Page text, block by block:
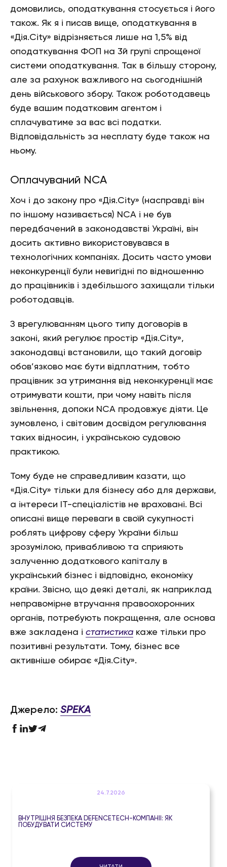
домовились, оподаткування стосується і його
також. Як я і писав вище, оподаткування в
«Дія.City» відрізняється лише на 1,5% від
оподаткування ФОП на 3й групі спрощеної
системи оподаткування. Так в більшу сторону,
але за рахунок важливого на сьогоднішній
день військового збору. Також роботодавець
буде вашим податковим агентом і
сплачуватиме за вас всі податки.
Відповідальність за несплату буде також на
ньому.
Оплачуваний NCA
Хоч і до закону про «Дія.City» (насправді він
по іншому називається) NCA і не був
передбачений в законодавстві Україні, він
досить активно використовувався в
технологічних компаніях. Досить часто умови
неконкуренції були невигідні по відношенню
до працівників і здебільшого захищали тільки
роботодавців.
З врегулюванням цього типу договорів в
законі, який регулює простір «Дія.City»,
законодавці встановили, що такий договір
обов’язково має бути відплатним, тобто
працівник за утримання від неконкуренції має
отримувати кошти, при чому навіть після
звільнення, допоки NCA продовжує діяти. Це
зумовлено, і світовим досвідом регулювання
таких відносин, і українською судовою
практикою.
Тому буде не справедливим казати, що
«Дія.City» тільки для бізнесу або для держави,
а інтереси ІТ-спеціалістів не враховані. Всі
описані вище переваги в своїй сукупності
роблять цифрову сферу України більш
зрозумілою, привабливою та сприяють
залученню додаткового капіталу в
український бізнес і відповідно, економіку
країни. Звісно, що деякі деталі, як наприклад
неправомірне втручання правоохоронних
органів, потребують покращення, але основа
вже закладена і статистика каже тільки про
позитивні результати. Тому, бізнес все
активніше обирає «Дія.City».
Джерело: SPEKA
24.7.2026
ВНУТРІШНЯ БЕЗПЕКА DEFENCETECH-КОМПАНІЇ: ЯК
ПОБУДУВАТИ СИСТЕМУ